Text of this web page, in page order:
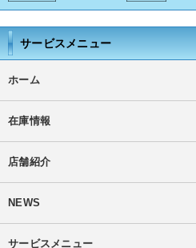
サービスメニュー
ホーム
在庫情報
店舗紹介
NEWS
サービスメニュー